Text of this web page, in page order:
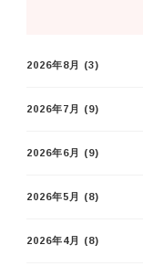
2026年8月 (3)
2026年7月 (9)
2026年6月 (9)
2026年5月 (8)
2026年4月 (8)